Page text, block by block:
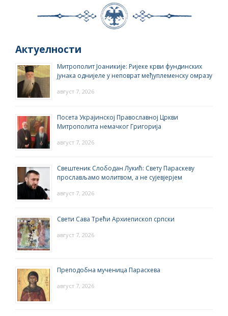
Актуелности
Митрополит Јоаникије: Ријеке крви фундинских
јунака однијеле у неповрат међуплеменску омразу
август 7, 2026
Посета Украјинској Православној Цркви
Митрополита немачког Григорија
август 7, 2026
Свештеник Слободан Лукић: Свету Параскеву
прослављамо молитвом, а не сујевјерјем
август 7, 2026
Свети Сава Трећи Архиепископ српски
август 7, 2026
Преподобна мученица Параскева
август 7, 2026